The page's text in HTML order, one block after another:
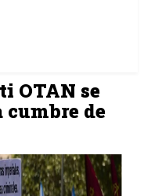
OTAN se
de